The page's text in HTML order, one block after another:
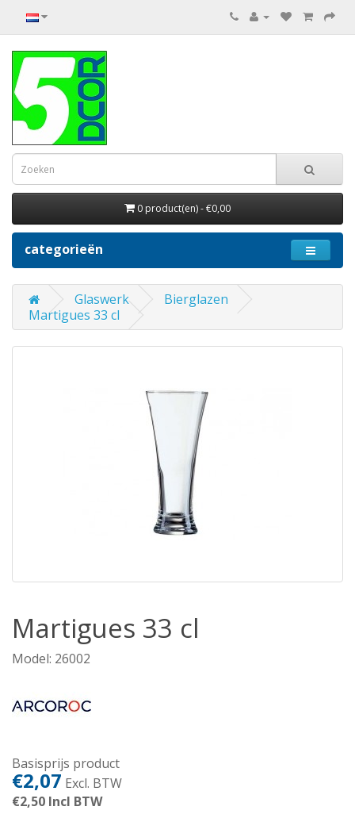
0 product(en) - €0,00
categorieën
Glaswerk
Bierglazen
Martigues 33 cl
Martigues 33 cl
Model: 26002
Basisprijs product
€2,07 Excl. BTW
€2,50 Incl BTW